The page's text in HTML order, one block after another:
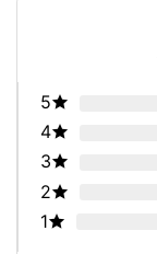
5
4
3
2
1